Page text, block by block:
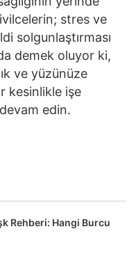
stres ve
solgunlaştırması
demek oluyor ki,
ve yüzünüze
kesinlikle işe
edin.
Rehberi: Hangi Burcu